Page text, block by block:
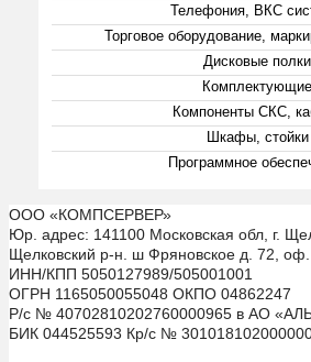
Телефония, ВКС
Торговое оборудование,
Дисковые полки
Комплектующие
Компоненты СКС,
Шкафы, стойки
Программное
ООО «КОМПСЕРВЕР»
Юр. адрес: 141100 Московская обл, г.
Щелковский р-н. ш Фряновское д. 72,
ИНН/КПП 5050127989/505001001
ОГРН 1165050055048 ОКПО 04862247
Р/с № 40702810202760000965 в АО
БИК 044525593 Кр/с №